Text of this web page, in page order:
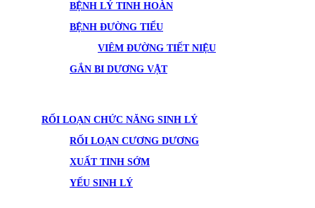
BỆNH LÝ TINH HOÀN
BỆNH ĐƯỜNG TIỂU
VIÊM ĐƯỜNG TIẾT NIỆU
GẮN BI DƯƠNG VẬT
RỐI LOẠN CHỨC NĂNG SINH LÝ
RỐI LOẠN CƯƠNG DƯƠNG
XUẤT TINH SỚM
YẾU SINH LÝ